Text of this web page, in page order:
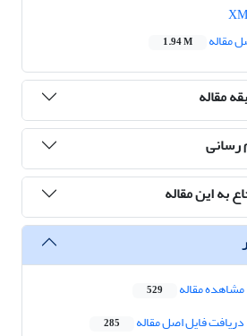
مقاله
1.94 M
مقاله
به این مقاله
مقاله 529
فایل اصل مقاله 285